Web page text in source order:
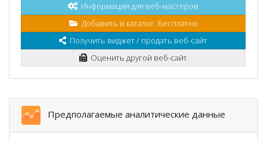
Информация для веб-мастеров
Добавить в каталог. Бесплатно
Получить виджет / продать веб-сайт
Оценить другой веб-сайт
Предполагаемые аналитические данные